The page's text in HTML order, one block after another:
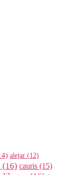
alejar (12)
(16) cauris (15)